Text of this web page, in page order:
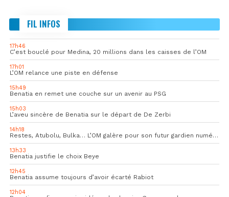
FIL INFOS
17h46
C’est bouclé pour Medina, 20 millions dans les caisses de l’OM
17h01
L’OM relance une piste en défense
15h49
Benatia en remet une couche sur un avenir au PSG
15h03
L’aveu sincère de Benatia sur le départ de De Zerbi
14h18
Restes, Atubolu, Bulka… L’OM galère pour son futur gardien numéro 1
13h33
Benatia justifie le choix Beye
12h45
Benatia assume toujours d’avoir écarté Rabiot
12h04